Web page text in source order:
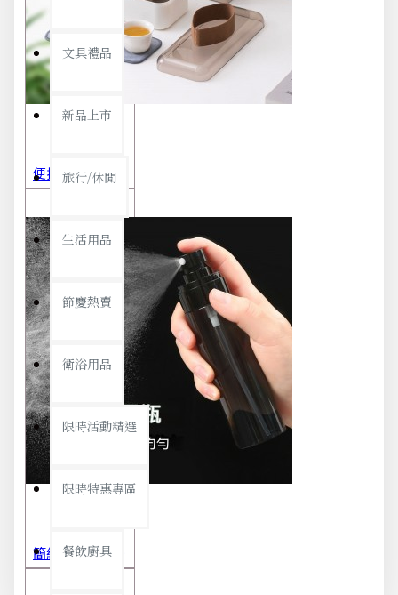
文具禮品
新品上市
旅行/休閒
生活用品
節慶熱賣
衛浴用品
限時活動精選
限時特惠專區
餐飲廚具
便攜旅行茶具組 茶杯 茶壺 陶瓷杯 泡茶組 茶具套裝 伴手禮 禮盒 禮品